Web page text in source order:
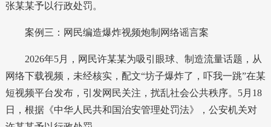
张某某予以行政处罚。
案例三：网民编造爆炸视频炮制网络谣言案
2026年5月，网民许某某为吸引眼球、制造流量话题，从
网络下载视频，未经核实，配文“坊子爆炸了，吓我一跳”在某
短视频平台发布，引发网民关注，扰乱社会公共秩序。5月18
日，根据《中华人民共和国治安管理处罚法》，公安机关对